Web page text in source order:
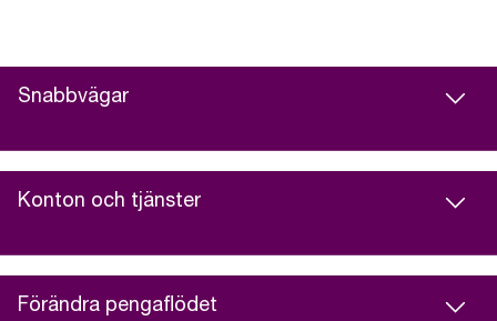
Snabbvägar
Konton och tjänster
Förändra pengaflödet